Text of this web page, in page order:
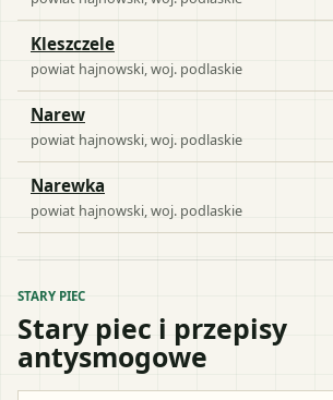
Kleszczele
powiat hajnowski , woj. podlaskie
Narew
powiat hajnowski , woj. podlaskie
Narewka
powiat hajnowski , woj. podlaskie
STARY PIEC
Stary piec i przepisy
antysmogowe